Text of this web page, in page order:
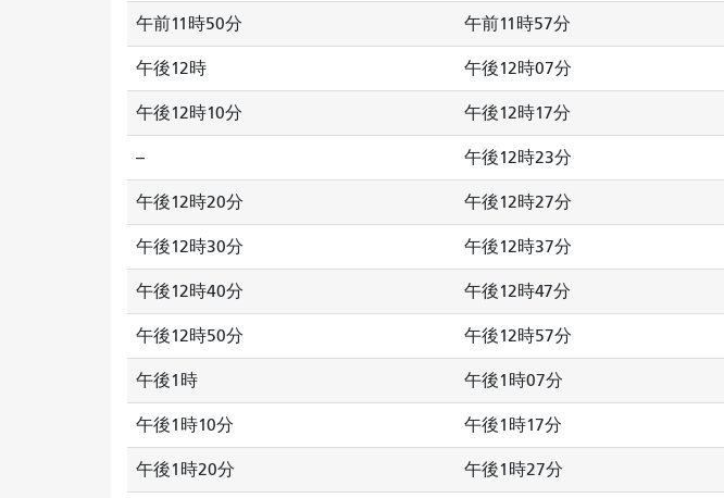
午前11時50分 午前11時57分
午後12時 午後12時07分
午後12時10分 午後12時17分
-- 午後12時23分
午後12時20分 午後12時27分
午後12時30分 午後12時37分
午後12時40分 午後12時47分
午後12時50分 午後12時57分
午後1時 午後1時07分
午後1時10分 午後1時17分
午後1時20分 午後1時27分